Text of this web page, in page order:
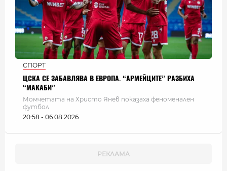
СПОРТ
ЦСКА СЕ ЗАБАВЛЯВА В ЕВРОПА. “АРМЕЙЦИТЕ” РАЗБИХА
“МАКАБИ”
Момчетата на Христо Янев показаха феноменален
футбол
20:58 - 06.08.2026